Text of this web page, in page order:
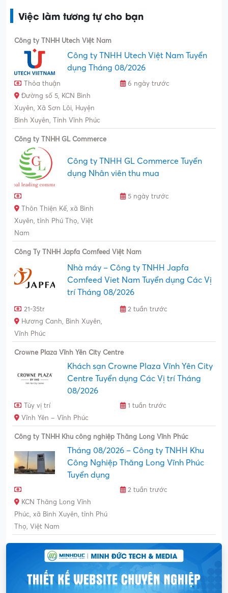
Việc làm tương tự cho bạn
Công ty TNHH Utech Việt Nam
Công ty TNHH Utech Việt Nam Tuyển
dụng Tháng 08/2026
Thỏa thuận
6 ngày trước
Đường số 5, KCN Bình
Xuyên, Xã Sơn Lôi, Huyện
Bình Xuyên, Tỉnh Vĩnh Phúc
Công ty TNHH GL Commerce
Công ty TNHH GL Commerce Tuyển
dụng Nhân viên thu mua
5 ngày trước
Thôn Thiện Kế, xã Bình
Xuyên, tỉnh Phú Thọ, Việt
Nam
Công Ty TNHH Japfa Comfeed Việt Nam
Nhà máy – Công ty TNHH Japfa
Comfeed Viet Nam Tuyển dụng Các Vị
trí Tháng 08/2026
21-35tr
2 tuần trước
Hương Canh, Bình Xuyên,
Vĩnh Phúc
Crowne Plaza Vĩnh Yên City Centre
Khách sạn Crowne Plaza Vĩnh Yên City
Centre Tuyển dụng Các Vị trí Tháng
08/2026
Tùy vị trí
1 tuần trước
Vĩnh Yên – Vĩnh Phúc
Công ty TNHH Khu công nghiệp Thăng Long Vĩnh Phúc
Tháng 08/2026 – Công ty TNHH Khu
Công Nghiệp Thăng Long Vĩnh Phúc
Tuyển dụng
2 tuần trước
KCN Thăng Long Vĩnh
Phúc, xã Bình Xuyên, tỉnh Phú
Thọ, Việt Nam